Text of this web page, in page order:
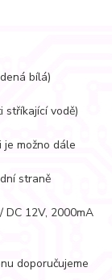
bílá)
stříkající vodě)
možno dále
straně
DC 12V, 2000mA
doporučujeme